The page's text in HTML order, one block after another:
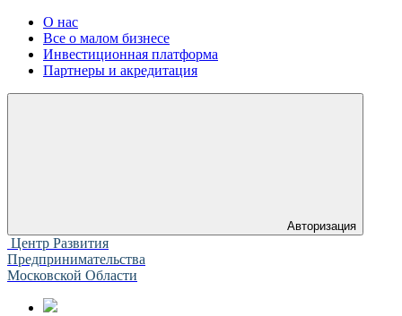
О нас
Все о малом бизнесе
Инвестиционная платформа
Партнеры и акредитация
Авторизация
Центр Развития
Предпринимательства
Московской Области